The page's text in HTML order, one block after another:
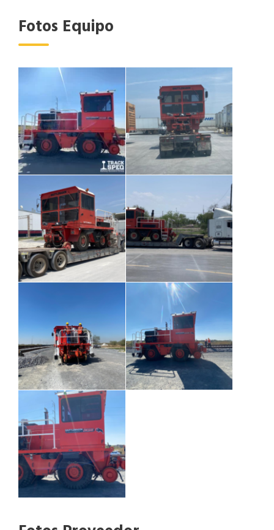
Fotos Equipo